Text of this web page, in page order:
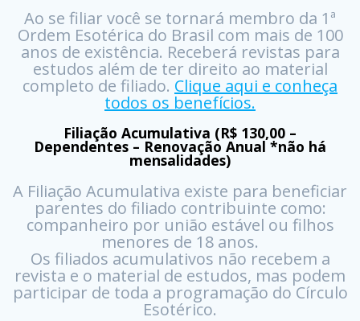
Ao se filiar você se tornará membro da 1ª
Ordem Esotérica do Brasil com mais de 100
anos de existência. Receberá revistas para
estudos além de ter direito ao material
completo de filiado. Clique aqui e conheça
todos os benefícios.
Filiação Acumulativa (R$ 130,00 –
Dependentes – Renovação Anual *não há
mensalidades)
A Filiação Acumulativa existe para beneficiar
parentes do filiado contribuinte como:
companheiro por união estável ou filhos
menores de 18 anos.
Os filiados acumulativos não recebem a
revista e o material de estudos, mas podem
participar de toda a programação do Círculo
Esotérico.